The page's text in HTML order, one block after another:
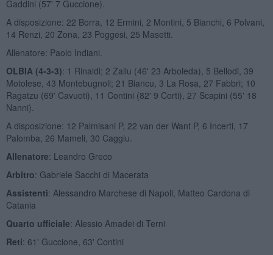
Gaddini (57' 7 Guccione).
A disposizione: 22 Borra, 12 Ermini, 2 Montini, 5 Bianchi, 6 Polvani,
14 Renzi, 20 Zona, 23 Poggesi, 25 Masetti.
Allenatore: Paolo Indiani.
OLBIA (4-3-3): 1 Rinaldi; 2 Zallu (46' 23 Arboleda), 5 Bellodi, 39
Motolese, 43 Montebugnoli; 21 Biancu, 3 La Rosa, 27 Fabbri; 10
Ragatzu (69' Cavuoti), 11 Contini (82' 9 Corti), 27 Scapini (55' 18
Nanni).
A disposizione: 12 Palmisani P, 22 van der Want P, 6 Incerti, 17
Palomba, 26 Mameli, 30 Caggiu.
Allenatore: Leandro Greco
Arbitro: Gabriele Sacchi di Macerata
Assistenti: Alessandro Marchese di Napoli, Matteo Cardona di
Catania
Quarto ufficiale: Alessio Amadei di Terni
Reti: 61' Guccione, 63' Contini